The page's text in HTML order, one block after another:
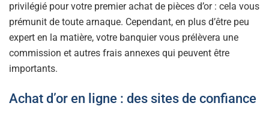
privilégié pour votre premier achat de pièces d’or : cela vous
prémunit de toute arnaque. Cependant, en plus d’être peu
expert en la matière, votre banquier vous prélèvera une
commission et autres frais annexes qui peuvent être
importants.
Achat d’or en ligne : des sites de confiance